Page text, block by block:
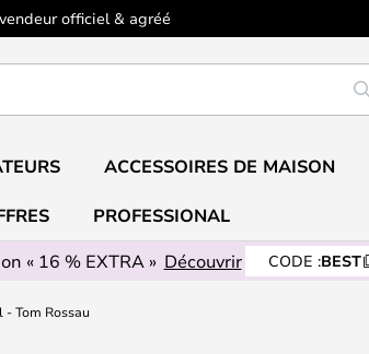
officiel & agréé
ACCESSOIRES DE MAISON
PROFESSIONAL
« 16 % EXTRA » Découvrir CODE :BEST
Tom Rossau